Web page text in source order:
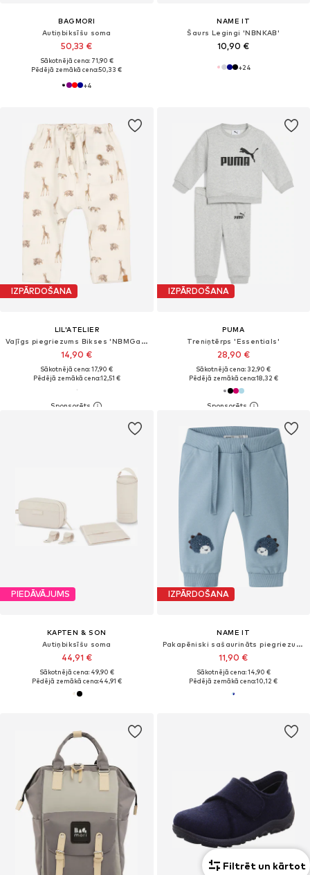
BAGMORI
Autiņbiksīšu soma
50,33 €
Sākotnējā cena: 71,90 €
Pēdējā zemākā cena:50,33 €
+4
NAME IT
Šaurs Legingi 'NBNKAB'
10,90 €
+24
IZPĀRDOŠANA
LIL'ATELIER
Vaļīgs piegriezums Bikses 'NBMGayo'
14,90 €
Sākotnējā cena: 17,90 €
Pēdējā zemākā cena:12,51 €
IZPĀRDOŠANA
PUMA
Treniņtērps 'Essentials'
28,90 €
Sākotnējā cena: 32,90 €
Pēdējā zemākā cena:18,32 €
PIEDĀVĀJUMS
KAPTEN & SON
Autiņbiksīšu soma
44,91 €
Sākotnējā cena: 49,90 €
Pēdējā zemākā cena:44,91 €
IZPĀRDOŠANA
NAME IT
Pakapēniski sašaurināts piegriezums Bikses 'NBMKNOP'
11,90 €
Sākotnējā cena: 14,90 €
Pēdējā zemākā cena:10,12 €
Filtrēt un kārtot